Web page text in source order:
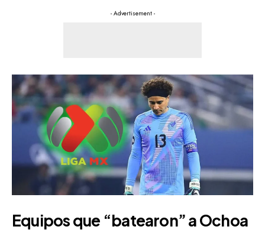
- Advertisement -
Equipos que “batearon” a Ochoa